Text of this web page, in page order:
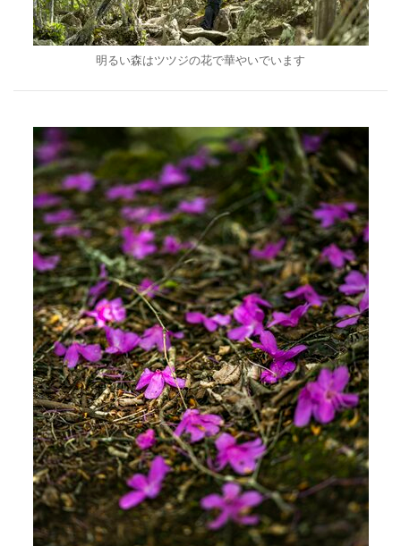
明るい森はツツジの花で華やいでいます